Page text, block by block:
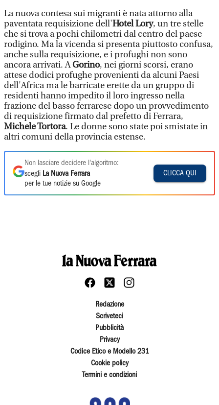
La nuova contesa sui migranti è nata attorno alla
paventata requisizione dell'Hotel Lory, un tre stelle
che si trova a pochi chilometri dal centro del paese
rodigino. Ma la vicenda si presenta piuttosto confusa,
anche sulla requisizione, e i profughi non sono
ancora arrivati. AGorino, nei giorni scorsi, erano
attese dodici profughe provenienti da alcuni Paesi
dell'Africa ma le barricate erette da un gruppo di
residenti hanno impedito il loro ingresso nella
frazione del basso ferrarese dopo un provvedimento
di requisizione firmato dal prefetto di Ferrara,
Michele Tortora. Le donne sono state poi smistate in
altri comuni della provincia estense.
Non lasciare decidere l'algoritmo:
scegli La Nuova Ferrara
per le tue notizie su Google
CLICCA QUI
Redazione
Scriveteci
Pubblicità
Privacy
Codice Etico e Modello 231
Cookie policy
Termini e condizioni